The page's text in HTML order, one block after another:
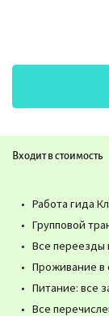
Входит в стоимость
Работа гида
Групповой
Все переезды
Проживание в
Питание: все
Все